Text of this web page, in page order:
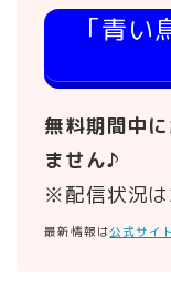
｢青い
無料期間中
ません♪
※配信状況は
最新情報は公式サイ